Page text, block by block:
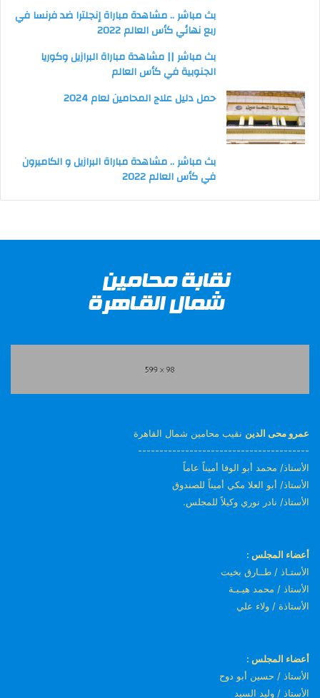
بث مباشر .. مشاهدة مباراة إنجلترا ضد فرنسا في
ربع نهائي كأس العالم 2022
بث مباشر || مشاهدة مباراة البرازيل وكوريا
الجنوبية في كأس العالم
حمل دليل علاج المحامين لعام 2024
بث مباشر .. مشاهدة مباراة البرازيل و الكاميرون
في كأس العالم 2022
عمرو محى الدين نقيب محامين شمال القاهرة
----------------------------------------
الأستاذ/ محمد أبو الوفا أميناً عاماً
الأستاذ/ أبو العلا مكي أميناً للصندوق
الأستاذ/ نادر نوري وكيلاً للمجلس.
أعضاء المجلس :
الأستـاذ / طــارق بخيت
الأستاذ / محمد هيـبـة
الأستاذة / ولاء علي
أعضاء المجلس :
الأستاذ / حسين أبو دوح
الأستاذ / وليد السيد